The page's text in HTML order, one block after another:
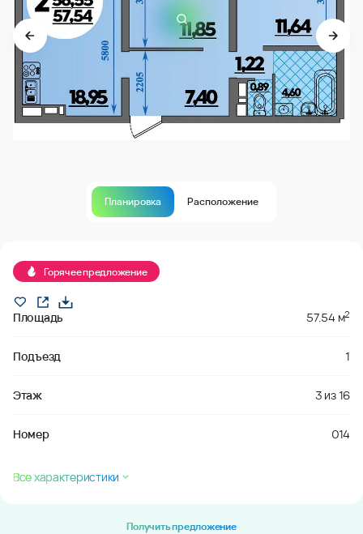
Планировка Расположение
Горячее предложение
Площадь 57.54 м2
Подъезд 1
Этаж 3 из16
Номер 014
Все характеристики
Получить предложение